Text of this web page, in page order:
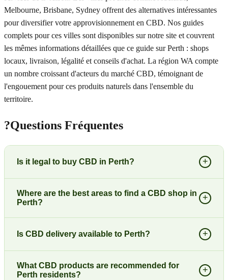
Melbourne, Brisbane, Sydney offrent des alternatives intéressantes
pour diversifier votre approvisionnement en CBD. Nos guides
complets pour ces villes sont disponibles sur notre site et couvrent
les mêmes informations détaillées que ce guide sur Perth : shops
locaux, livraison, légalité et conseils d'achat. La région WA compte
un nombre croissant d'acteurs du marché CBD, témoignant de
l'engouement pour ces produits naturels dans l'ensemble du
territoire.
?Questions Fréquentes
Is it legal to buy CBD in Perth? +
Where are the best areas to find a CBD shop in
Perth?
+
Is CBD delivery available to Perth? +
What CBD products are recommended for
Perth residents?
+